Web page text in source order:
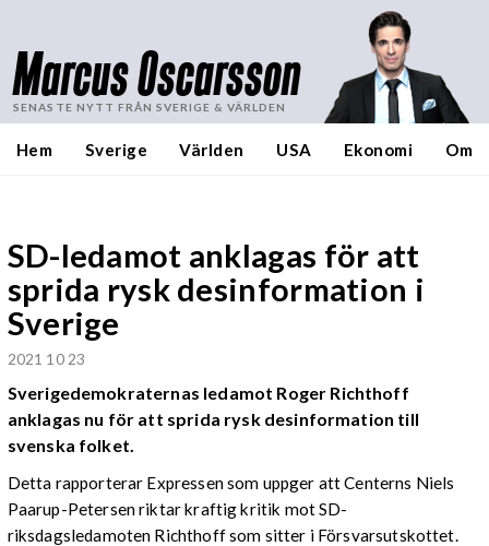
Marcus Oscarsson
SENASTE NYTT FRÅN SVERIGE & VÄRLDEN
Hem Sverige Världen USA Ekonomi Om
SD-ledamot anklagas för att
sprida rysk desinformation i
Sverige
2021 10 23
Sverigedemokraternas ledamot Roger Richthoff
anklagas nu för att sprida rysk desinformation till
svenska folket.
Detta rapporterar Expressen som uppger att Centerns Niels
Paarup-Petersen riktar kraftig kritik mot SD-
riksdagsledamoten Richthoff som sitter i Försvarsutskottet.